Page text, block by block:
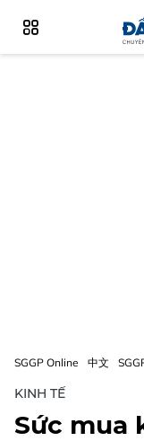
SGGP Online 中文
KINH TẾ
Sức mua